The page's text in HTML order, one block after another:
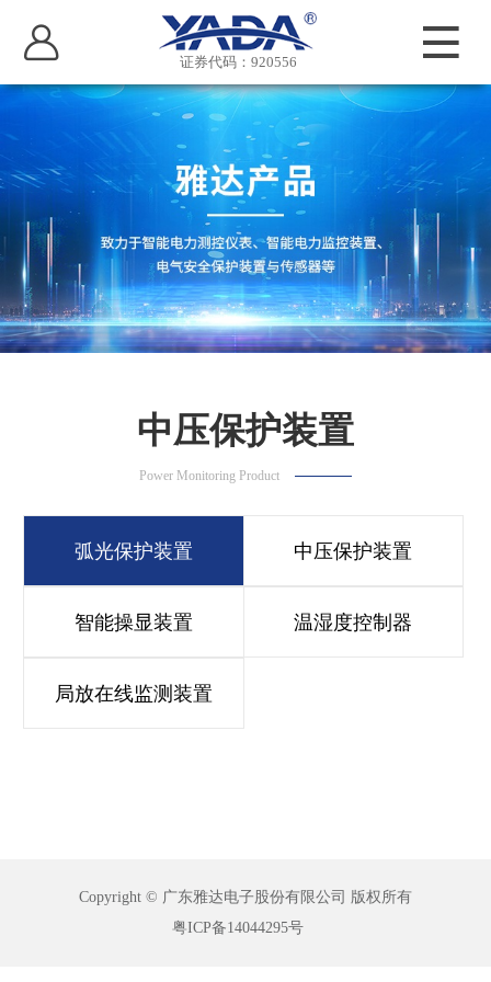
证券代码：920556
中压保护装置
Power Monitoring Product
弧光保护装置 中压保护装置
智能操显装置 温湿度控制器
局放在线监测装置
Copyright © 广东雅达电子股份有限公司 版权所有
粤ICP备14044295号